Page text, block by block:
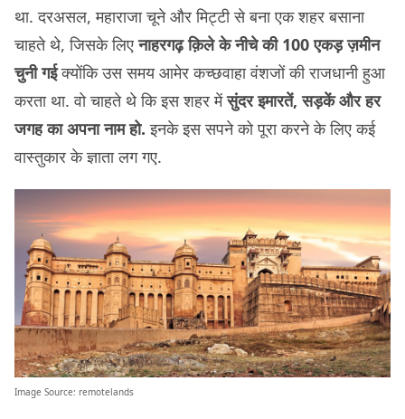
था. दरअसल, महाराजा चूने और मिट्टी से बना एक शहर बसाना
चाहते थे, जिसके लिएनाहरगढ़ क़िले के नीचे की 100 एकड़ ज़मीन
चुनी गईक्योंकि उस समय आमेर कच्छवाहा वंशजों की राजधानी हुआ
करता था. वो चाहते थे कि इस शहर मेंसुंदर इमारतें, सड़कें और हर
जगह का अपना नाम हो. इनके इस सपने को पूरा करने के लिए कई
वास्तुकार के ज्ञाता लग गए.
Image Source: remotelands